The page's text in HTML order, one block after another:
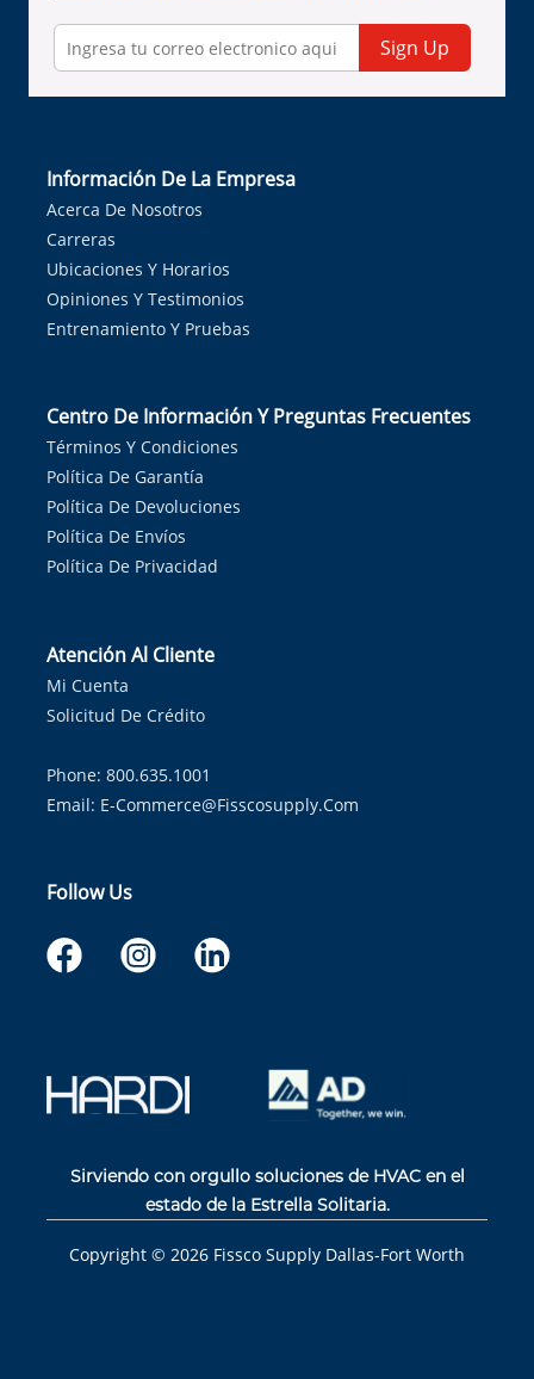
Sign Up
Información De La Empresa
Acerca De Nosotros
Carreras
Ubicaciones Y Horarios
Opiniones Y Testimonios
Entrenamiento Y Pruebas
Centro De Información Y Preguntas Frecuentes
Términos Y Condiciones
Política De Garantía
Política De Devoluciones
Política De Envíos
Política De Privacidad
Atención Al Cliente
Mi Cuenta
Solicitud De Crédito
Phone: 800.635.1001
Email: E-Commerce@fisscosupply.com
Follow Us
Sirviendo con orgullo soluciones de HVAC en el
estado de la Estrella Solitaria.
Copyright © 2026 Fissco Supply Dallas-Fort Worth